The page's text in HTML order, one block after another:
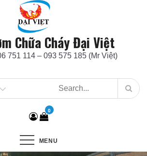
Chữa Cháy Đại Việt
751 114 – 093 575 185 (Mr Việt)
0
MENU